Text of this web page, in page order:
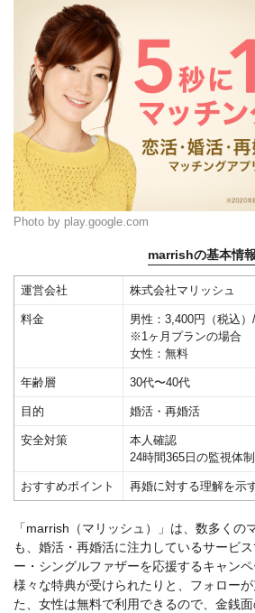
Photo by play.google.com
marrishの基本情報
運営会社 株式会社マリッシュ
料金
男性：3,400円（税込）
※1ヶ月プランの場合
女性：無料
年齢層 30代〜40代
目的 婚活・再婚活
安全対策
本人確認
24時間365日の監視体制
おすすめポイント 再婚に対する理解を示
「marrish（マリッシュ）」は、数多くの
も、婚活・再婚活に注力しているサービ
ー・シングルファザーを応援するキャンペ
様々な特典が受けられたりと、フォロー
た、女性は無料で利用できるので、金銭